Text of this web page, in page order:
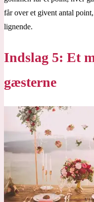
får over et givent antal
lignende.
Indslag 5: Et
gæsterne